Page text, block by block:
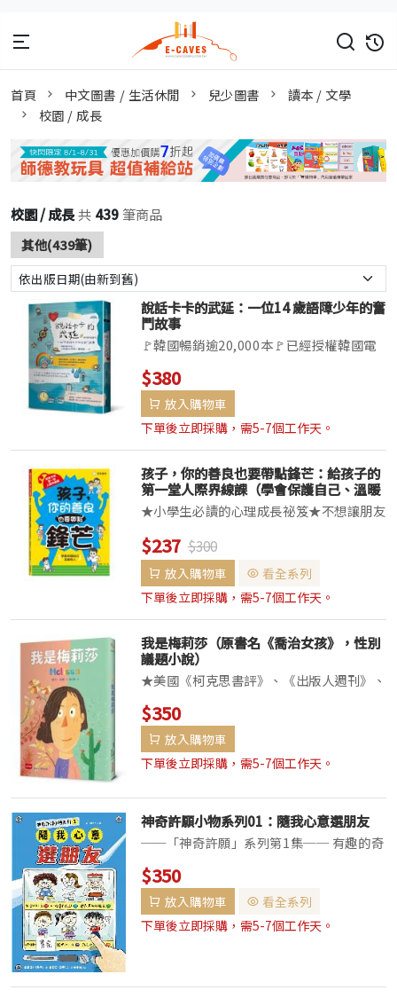
首頁 中文圖書 / 生活休閒 兒少圖書
讀本 / 文學
校園 / 成長
校園 / 成長共 439筆商品
其他(439筆)
說話卡卡的武延：一位14 歲語障少年的奮
鬥故事
🚩韓國暢銷逾20,000本🚩已經授權韓國電
視劇版權🚩榮獲韓國年輕作家獎 & 文學與
知性文學獎「過去的我就是那樣。只要對我
好，就連石頭都會去愛的笨蛋。但如今，已
經十四歲的我，不一樣了。」下...
$380
放入購物車
下單後立即採購，需5-7個工作天。
孩子，你的善良也要帶點鋒芒：給孩子的
第一堂人際界線課（學會保護自己、溫暖
他人）
★小學生必讀的心理成長祕笈★不想讓朋友
和要求，我要如何選擇？帶孩子看懂人際關
係的界線，在保持善良的同時，也學會保護
自己！善良，是最珍貴的特質。但若沒有原
$237 $300
放入購物車
看全系列
下單後立即採購，需5-7個工作天。
我是梅莉莎（原書名《喬治女孩》，性別
議題小說）
★美國《柯克思書評》、《出版人週刊》、
《學校圖書館期刊》、美國國家公共廣播電
臺等年度最佳童書！★《生命中的美好缺
憾》作者約翰．葛林推薦必讀！★臺北市
107 年度「兒童閱讀優良媒材」核心推薦當
$350
放入購物車
下單後立即採購，需5-7個工作天。
神奇許願小物系列01：隨我心意選朋友
──「神奇許願」系列第1集── 有趣的奇
幻故事，解決小學生的人際煩惱 孩子在成
長過程中，最在意的事情除了成績，再來就
是人際關係了。 想要擁有很多可以一起玩
樂的朋友，但相處起來卻又常常起爭執，
$350
放入購物車
看全系列
下單後立即採購，需5-7個工作天。